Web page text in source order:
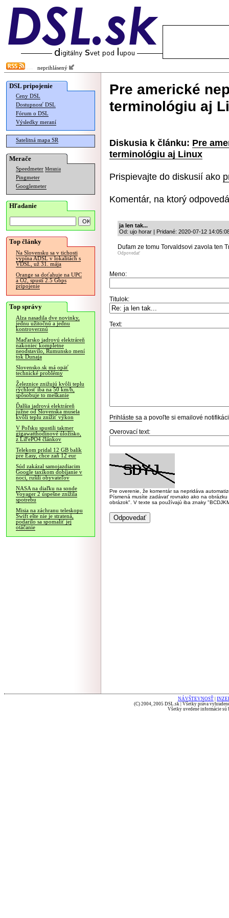
neprihlásený
DSL pripojenie
Ceny DSL
Dostupnosť DSL
Fórum o DSL
Výsledky meraní
Satelitná mapa SR
Merače
Speedmeter Merania
Pingmeter
Googlemeter
Hľadanie
Top články
Na Slovensku sa v tichosti
vypína ADSL v lokalitách s
VDSL, už 31. mája
Orange sa doťahuje na UPC
a O2, spustí 2.5 Gbps
pripojenie
Top správy
Alza nasadila dve novinky,
jednu užitočnú a jednu
kontroverznú
Maďarsko jadrovú elektráreň
nakoniec kompletne
neodstavilo, Rumunsko mení
tok Dunaja
Slovensko.sk má opäť
technické problémy
Železnice znižujú kvôli teplu
rýchlosť iba na 50 km/h,
spôsobuje to meškanie
Ďalšia jadrová elektráreň
južne od Slovenska musela
kvôli teplu znížiť výkon
V Poľsku spustili takmer
gigawatthodinové úložisko,
z LiFePO4 článkov
Telekom pridal 12 GB balík
pre Easy, chce zaň 12 eur
Súd zakázal samojazdiacim
Google taxíkom dobíjanie v
noci, rušili obyvateľov
NASA na diaľku na sonde
Voyager 2 úspešne znížila
spotrebu
Misia na záchranu teleskopu
Swift ešte nie je stratená,
podarilo sa spomaliť jej
otáčanie
Pre americké
terminológiu aj
Diskusia k článku: Pre
terminológiu aj Linux
Prispievajte do diskusií ako
Komentár, na ktorý
ja len tak...
Od: ujo horar | Pridané: 2020-07-12
Dufam ze tomu Torvaldsovi zavola ten
Odpovedať
Meno:
Titulok:
Text:
Prihláste sa a povoľte si emailové
Overovací text:
Pre overenie, že komentár sa nepridáva
Písmená musíte zadávať rovnako ako na
obrázok". V texte sa používajú iba znaky
NÁVŠTEVNOSŤ
(C) 2004, 2005 DSL.sk | Všetky práva
Všetky uvedené informácie sú